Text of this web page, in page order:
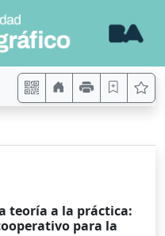
teoría a la práctica:
para la